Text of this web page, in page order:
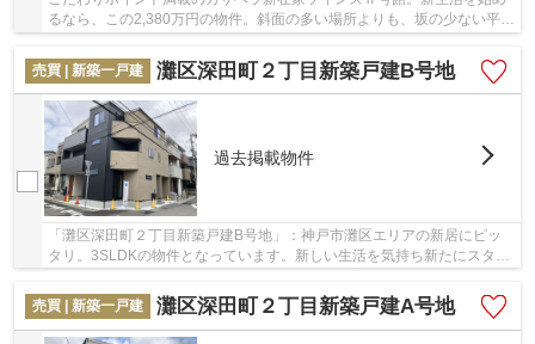
るなら、この2,380万円の物件。斜面の多い場所よりも、坂の少ない平坦
地での生活はいかがですか。徒歩8分圏内に駅の...
売買 | 新築一戸建
灘区深田町２丁目新築戸建B号地
過去掲載物件
「灘区深田町２丁目新築戸建B号地」：神戸市灘区エリアの新居にピッ
タリ。3SLDKの物件となっています。新しい生活を気持ち新たにスター
売買 | 新築一戸建
灘区深田町２丁目新築戸建A号地